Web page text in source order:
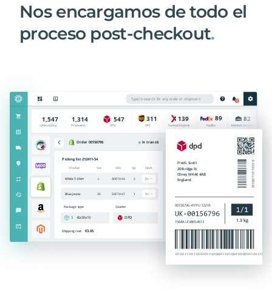
Nos encargamos de todo el
proceso post-checkout.